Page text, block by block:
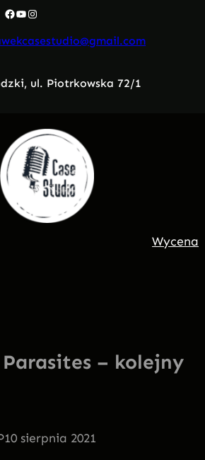
Facebook
YouTube
Instagram
ul. Piotrkowska 72/1
Wycena
– kolejny
10 sierpnia 2021